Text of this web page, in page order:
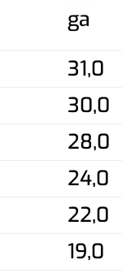
ga
31,0
30,0
28,0
24,0
22,0
19,0